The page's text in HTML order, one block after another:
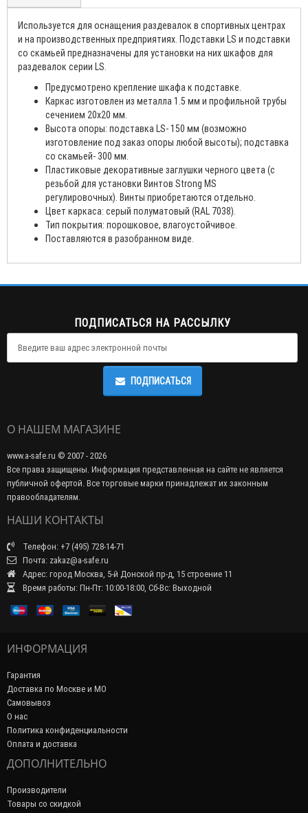
Используется для оснащения раздевалок в спортивных центрах
и на производственных предприятиях. Подставки LS и подставки
со скамьей предназначены для установки на них шкафов для
раздевалок серии LS.
Предусмотрено крепление шкафа к подставке.
Каркас изготовлен из металла 1.5 мм и профильной трубы
сечением 20х20 мм.
Высота опоры: подставка LS- 150 мм (возможно
изготовление под заказ опоры любой высоты); подставка
со скамьей- 300 мм.
Пластиковые декоративные заглушки черного цвета (с
резьбой для установки Винтов Strong MS
регулировочных). Винты приобретаются отдельно.
Цвет каркаса: серый полуматовый (RAL 7038).
Тип покрытия: порошковое, влагоустойчивое.
Поставляются в разобранном виде.
ПОДПИСАТЬСЯ НА РАССЫЛКУ
ПОДПИСАТЬСЯ
О НАШЕМ МАГАЗИНЕ
www.a-safe.ru © 2007 - 2026
Все права защищены. Информация представленная на сайте не является
публичной офертой. Все торговые марки принадлежат их законным
правообладателям.
НАШИ КОНТАКТЫ
Телефон: +7 (495) 728-14-71
Почта: zakaz@a-safe.ru
Адрес: город Москва, 5-й Донской пр-д, 15 строение 11
Время работы: Пн-Пт: 10:00-18:00, Сб-Вс: Выходной
ИНФОРМАЦИЯ
Гарантия
Доставка по Москве и МО
Самовывоз
О нас
Политика конфиденциальности
Оплата и доставка
ДОПОЛНИТЕЛЬНО
Производители
Товары со скидкой